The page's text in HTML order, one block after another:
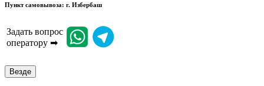
Пункт самовывоза: г. Избербаш
Задать вопрос
оператору ➡
Везде